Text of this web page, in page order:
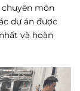
chuyên môn
dự án được
và hoàn